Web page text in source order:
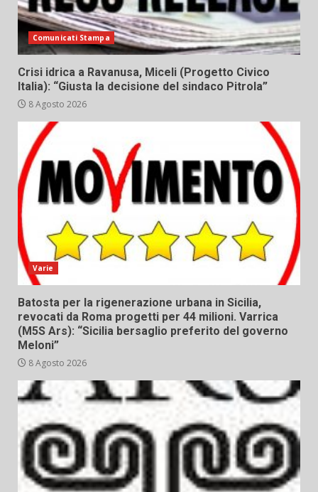
Comunicati Stampa
Crisi idrica a Ravanusa, Miceli (Progetto Civico
Italia): “Giusta la decisione del sindaco Pitrola”
8 Agosto 2026
Varie
Batosta per la rigenerazione urbana in Sicilia,
revocati da Roma progetti per 44 milioni. Varrica
(M5S Ars): “Sicilia bersaglio preferito del governo
Meloni”
8 Agosto 2026